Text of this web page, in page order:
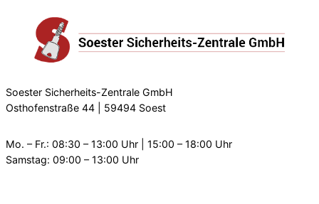
springen
Soester Sicherheits-Zentrale GmbH
Osthofenstraße 44 | 59494 Soest
Mo. – Fr.: 08:30 – 13:00 Uhr | 15:00 – 18:00 Uhr
Samstag: 09:00 – 13:00 Uhr